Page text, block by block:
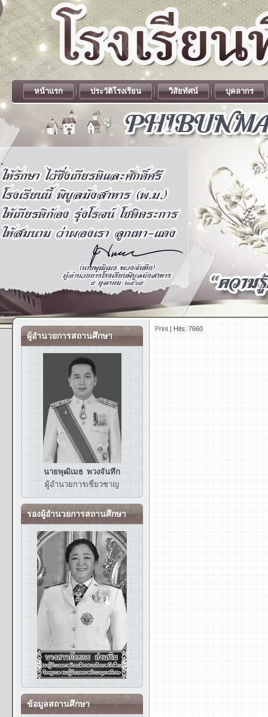
.
.
หน้าแรก ประวัติโรงเรียน วิสัยทัศน์ บุคลากร
ผู้อำนวยการสถานศึกษา
นายพุฒิเมธ พวงจันทึก
ผู้อำนวยการเชี่ยวชาญ
รองผู้อำนวยการสถานศึกษา
ข้อมูลสถานศึกษา
Print | Hits: 7660